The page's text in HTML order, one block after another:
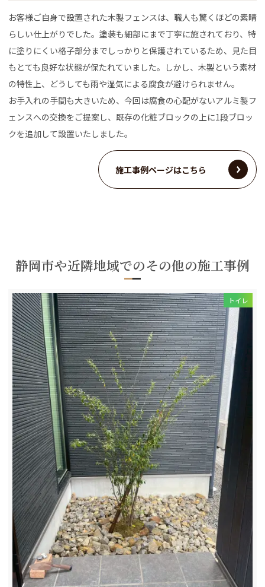
お客様ご自身で設置された木製フェンスは、職人も驚くほどの素晴
らしい仕上がりでした。塗装も細部にまで丁寧に施されており、特
に塗りにくい格子部分までしっかりと保護されているため、見た目
もとても良好な状態が保たれていました。しかし、木製という素材
の特性上、どうしても雨や湿気による腐食が避けられません。
お手入れの手間も大きいため、今回は腐食の心配がないアルミ製フ
ェンスへの交換をご提案し、既存の化粧ブロックの上に1段ブロッ
クを追加して設置いたしました。
施工事例ページはこちら
静岡市や近隣地域でのその他の施工事例
トイレ